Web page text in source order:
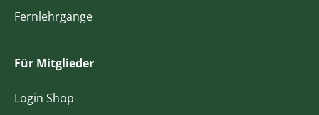
Fernlehrgänge
Für Mitglieder
Login Shop